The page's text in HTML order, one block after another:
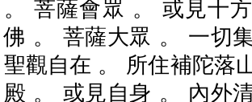
。 菩薩會眾 。 或見十
佛 。 菩薩大眾 。 一切
聖觀自在 。 所住補陀落
殿 。 或見自身 。 內外